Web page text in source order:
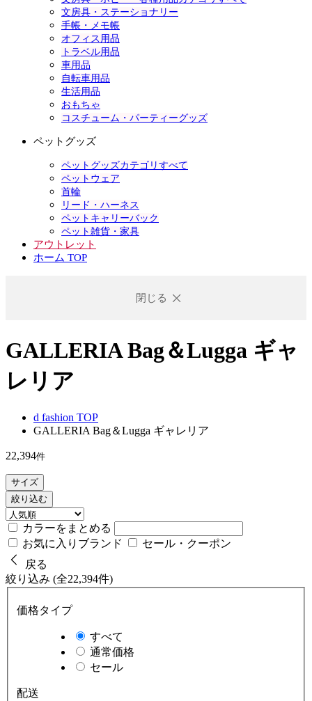
文房具・ステーショナリー
手帳・メモ帳
オフィス用品
トラベル用品
車用品
自転車用品
生活用品
おもちゃ
コスチューム・パーティーグッズ
ペットグッズ
ペットグッズカテゴリすべて
ペットウェア
首輪
リード・ハーネス
ペットキャリーバック
ペット雑貨・家具
アウトレット
ホーム TOP
閉じる
GALLERIA Bag＆Lugga ギャ
レリア
d fashion TOP
GALLERIA Bag＆Lugga ギャレリア
22,394件
サイズ
絞り込む
カラーをまとめる
お気に入りブランド
セール・クーポン
戻る
絞り込み (全22,394件)
価格タイプ
すべて
通常価格
セール
配送